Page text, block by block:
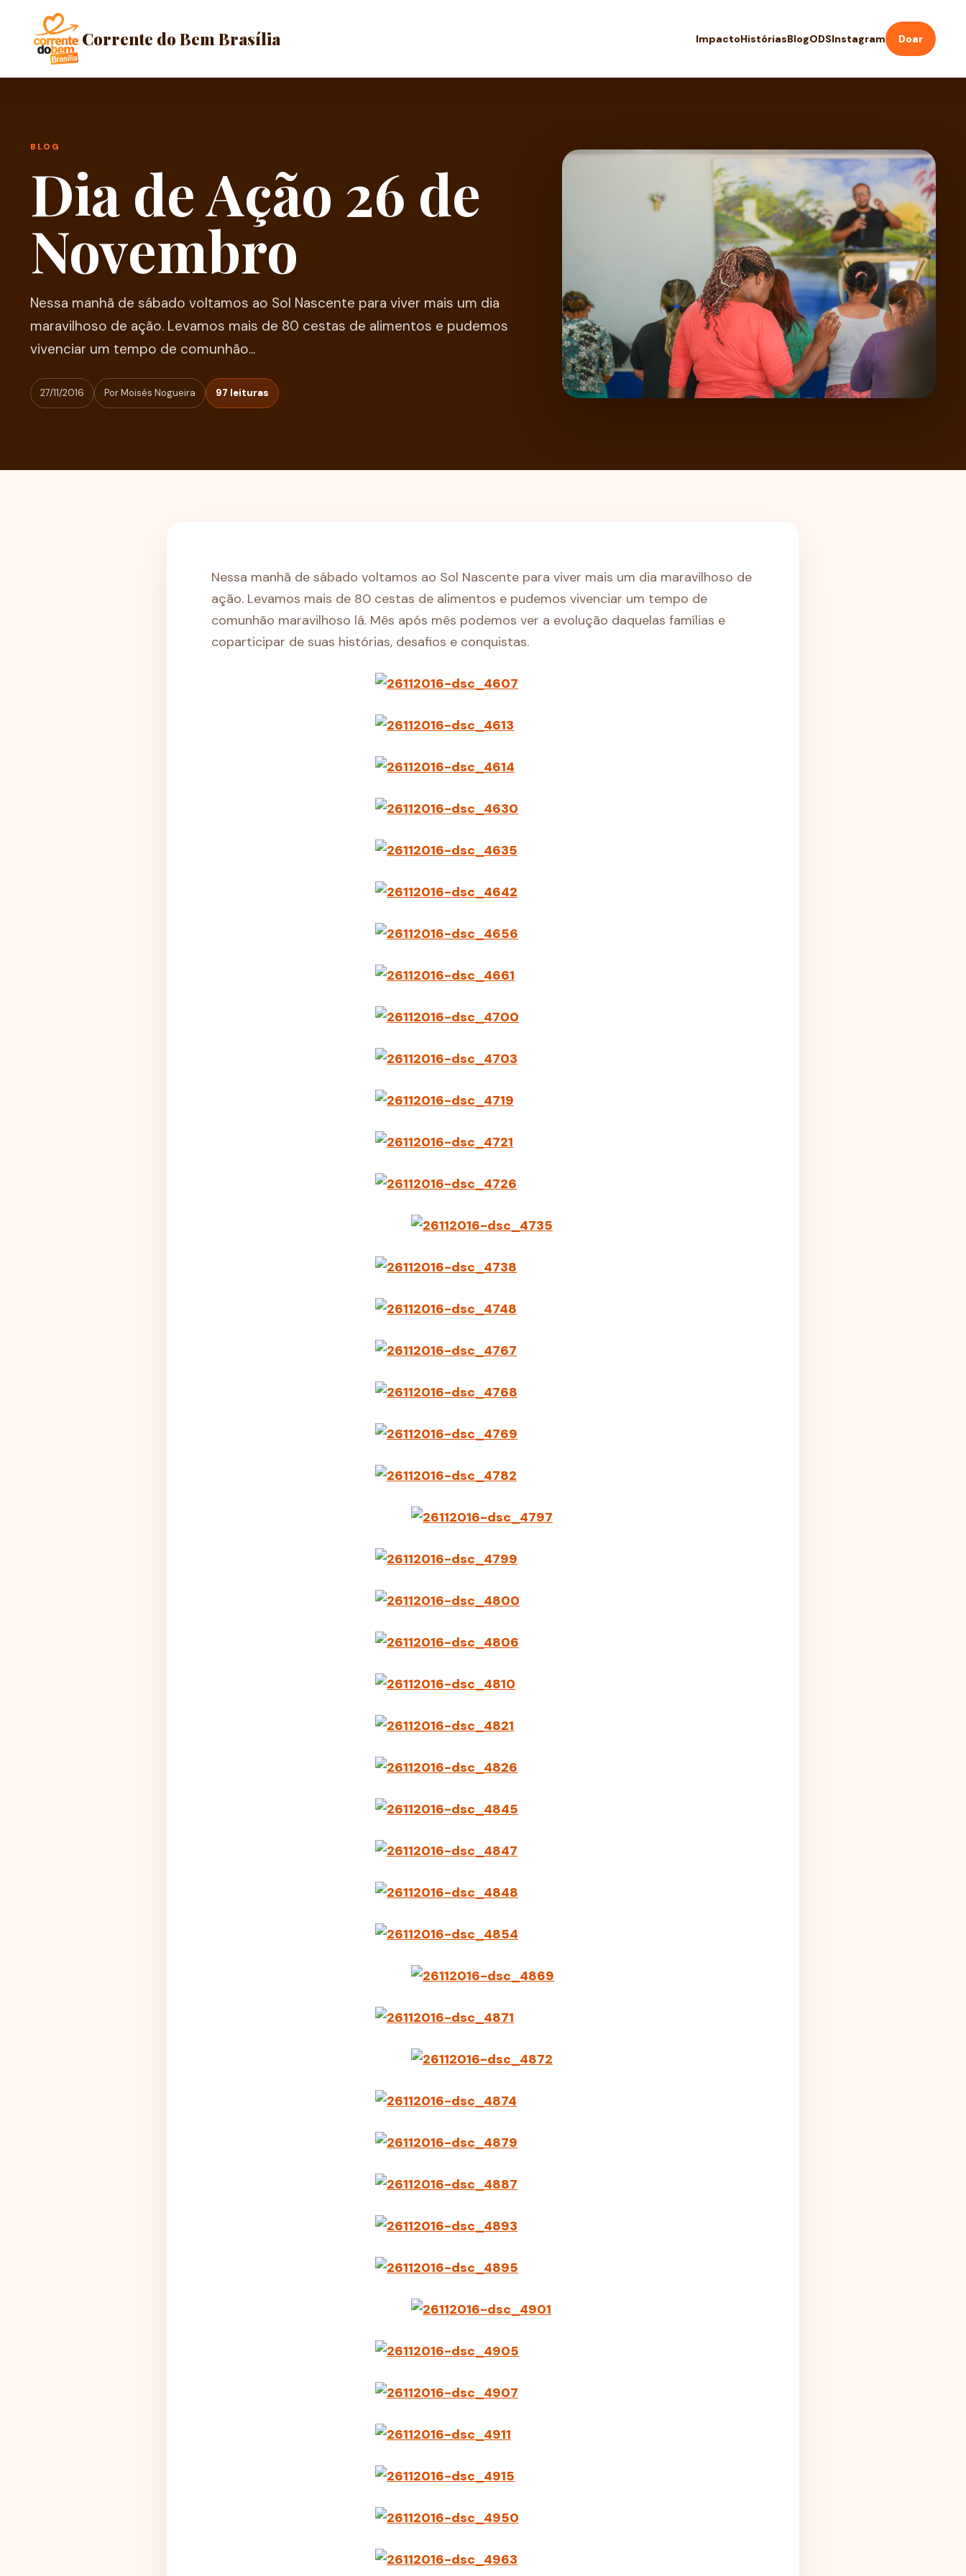
Corrente do Bem Brasília ImpactoHistóriasBlogODSInstagram Doar
BLOG
Dia de Ação 26 de
Novembro
Nessa manhã de sábado voltamos ao Sol Nascente para viver mais um dia
maravilhoso de ação. Levamos mais de 80 cestas de alimentos e pudemos
vivenciar um tempo de comunhão...
27/11/2016 Por Moisés Nogueira 97 leituras
Nessa manhã de sábado voltamos ao Sol Nascente para viver mais um dia maravilhoso de
ação. Levamos mais de 80 cestas de alimentos e pudemos vivenciar um tempo de
comunhão maravilhoso lá. Mês após mês podemos ver a evolução daquelas famílias e
coparticipar de suas histórias, desafios e conquistas.